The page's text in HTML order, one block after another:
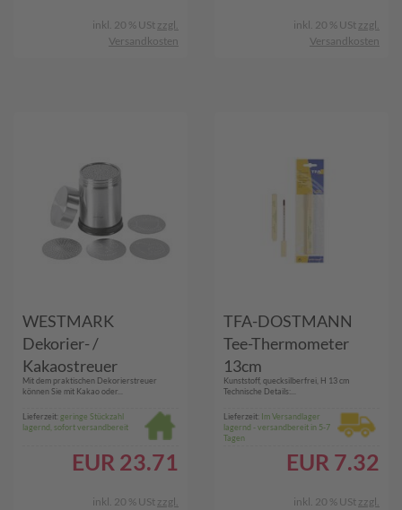
inkl. 20 % USt zzgl.
Versandkosten
inkl. 20 % USt zzgl.
Versandkosten
WESTMARK
Dekorier- /
Kakaostreuer
Mit dem praktischen Dekorierstreuer
können Sie mit Kakao oder...
Lieferzeit:geringe Stückzahl
lagernd, sofort versandbereit
EUR 23.71
inkl. 20 % USt zzgl.
TFA-DOSTMANN
Tee-Thermometer
13cm
Kunststoff, quecksilberfrei, H 13 cm
Technische Details:...
Lieferzeit: Im Versandlager
lagernd - versandbereit in 5-7
Tagen
EUR 7.32
inkl. 20 % USt zzgl.